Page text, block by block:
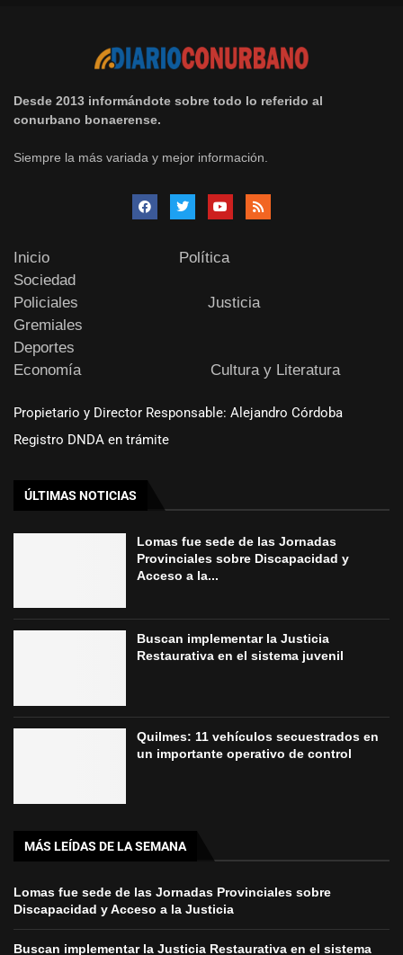
Desde 2013 informándote sobre todo lo referido al
conurbano bonaerense.
Siempre la más variada y mejor información.
Inicio
Política
Sociedad
Policiales
Justicia
Gremiales
Deportes
Economía
Cultura y Literatura
Propietario y Director Responsable: Alejandro Córdoba
Registro DNDA en trámite
ÚLTIMAS NOTICIAS
Lomas fue sede de las Jornadas
Provinciales sobre Discapacidad y
Acceso a la...
Buscan implementar la Justicia
Restaurativa en el sistema juvenil
Quilmes: 11 vehículos secuestrados en
un importante operativo de control
MÁS LEÍDAS DE LA SEMANA
Lomas fue sede de las Jornadas Provinciales sobre
Discapacidad y Acceso a la Justicia
Buscan implementar la Justicia Restaurativa en el sistema